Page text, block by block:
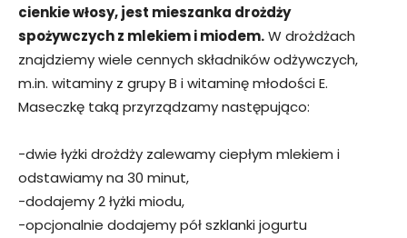
cienkie włosy, jest mieszanka drożdży
spożywczych z mlekiem i miodem.W drożdżach
znajdziemy wiele cennych składników odżywczych,
m.in. witaminy z grupy B i witaminę młodości E.
Maseczkę taką przyrządzamy następująco:
-dwie łyżki drożdży zalewamy ciepłym mlekiem i
odstawiamy na 30 minut,
-dodajemy 2 łyżki miodu,
-opcjonalnie dodajemy pół szklanki jogurtu